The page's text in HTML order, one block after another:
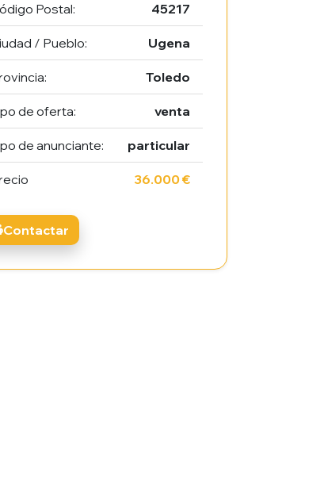
Postal: 45217
/ Pueblo: Ugena
Toledo
de oferta: venta
de anunciante: particular
36.000 €
Contactar